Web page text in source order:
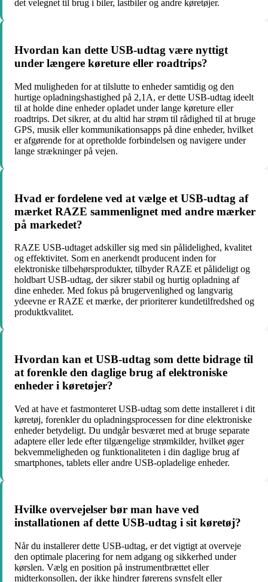
det velegnet til brug i biler, lastbiler og andre køretøjer.
Hvordan kan dette USB-udtag være nyttigt
under længere køreture eller roadtrips?
Med muligheden for at tilslutte to enheder samtidig og den
hurtige opladningshastighed på 2,1A, er dette USB-udtag ideelt
til at holde dine enheder opladet under lange køreture eller
roadtrips. Det sikrer, at du altid har strøm til rådighed til at bruge
GPS, musik eller kommunikationsapps på dine enheder, hvilket
er afgørende for at opretholde forbindelsen og navigere under
lange strækninger på vejen.
Hvad er fordelene ved at vælge et USB-udtag af
mærket RAZE sammenlignet med andre mærker
på markedet?
RAZE USB-udtaget adskiller sig med sin pålidelighed, kvalitet
og effektivitet. Som en anerkendt producent inden for
elektroniske tilbehørsprodukter, tilbyder RAZE et pålideligt og
holdbart USB-udtag, der sikrer stabil og hurtig opladning af
dine enheder. Med fokus på brugervenlighed og langvarig
ydeevne er RAZE et mærke, der prioriterer kundetilfredshed og
produktkvalitet.
Hvordan kan et USB-udtag som dette bidrage til
at forenkle den daglige brug af elektroniske
enheder i køretøjer?
Ved at have et fastmonteret USB-udtag som dette installeret i dit
køretøj, forenkler du opladningsprocessen for dine elektroniske
enheder betydeligt. Du undgår besværet med at bruge separate
adaptere eller lede efter tilgængelige strømkilder, hvilket øger
bekvemmeligheden og funktionaliteten i din daglige brug af
smartphones, tablets eller andre USB-opladelige enheder.
Hvilke overvejelser bør man have ved
installationen af dette USB-udtag i sit køretøj?
Når du installerer dette USB-udtag, er det vigtigt at overveje
den optimale placering for nem adgang og sikkerhed under
kørslen. Vælg en position på instrumentbrættet eller
midterkonsollen, der ikke hindrer førerens synsfelt eller